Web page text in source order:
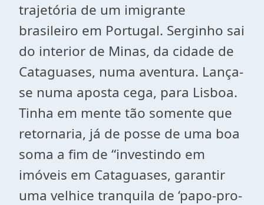
trajetória de um imigrante
brasileiro em Portugal. Serginho sai
do interior de Minas, da cidade de
Cataguases, numa aventura. Lança-
se numa aposta cega, para Lisboa.
Tinha em mente tão somente que
retornaria, já de posse de uma boa
soma a fim de “investindo em
imóveis em Cataguases, garantir
uma velhice tranquila de ‘papo-pro-